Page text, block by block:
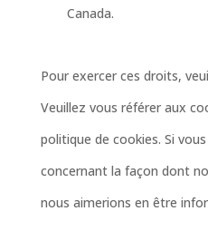
Canada.
Pour exercer ces droits,
Veuillez vous référer aux
politique de cookies. Si
concernant la façon dont
nous aimerions en être